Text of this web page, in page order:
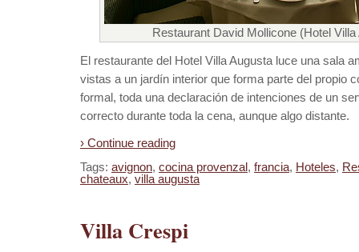
Restaurant David Mollicone (Hotel
El restaurante del Hotel Villa Augusta luce una sala
vistas a un jardín interior que forma parte del propio
formal, toda una declaración de intenciones de un
correcto durante toda la cena, aunque algo distante.
› Continue reading
Tags: avignon, cocina provenzal, francia, Hoteles,
chateaux, villa augusta
Villa Crespi